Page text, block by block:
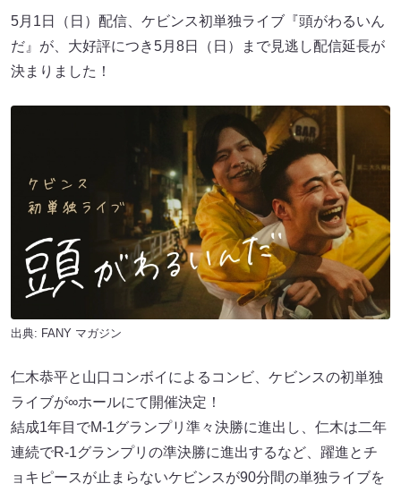
5月1日（日）配信、ケビンス初単独ライブ『頭がわるいん
だ』が、大好評につき5月8日（日）まで見逃し配信延長が
決まりました！
出典: FANY マガジン
仁木恭平と山口コンボイによるコンビ、ケビンスの初単独
ライブが∞ホールにて開催決定！
結成1年目でM-1グランプリ準々決勝に進出し、仁木は二年
連続でR-1グランプリの準決勝に進出するなど、躍進とチ
ョキピースが止まらないケビンスが90分間の単独ライブを